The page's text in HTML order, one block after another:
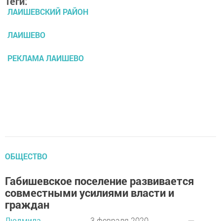
ЛАИШЕВСКИЙ РАЙОН
ЛАИШЕВО
РЕКЛАМА ЛАИШЕВО
ОБЩЕСТВО
Габишевское поселение развивается
совместными усилиями власти и
граждан